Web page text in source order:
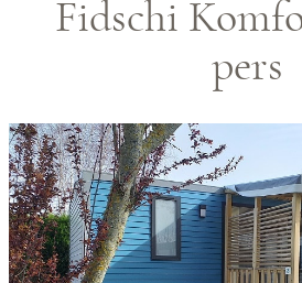
Fidschi
pers